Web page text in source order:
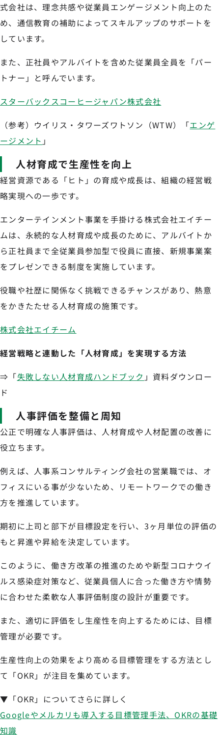
式会社は、理念共感や従業員エンゲージメント向上のた
め、通信教育の補助によってスキルアップのサポートを
しています。
また、正社員やアルバイトを含めた従業員全員を「パー
トナー」と呼んでいます。
スターバックスコーヒージャパン株式会社
（参考）ウイリス・タワーズワトソン（WTW）「エンゲ
ージメント 」
人材育成で生産性を向上
経営資源である「ヒト」の育成や成長は、組織の経営戦
略実現への一歩です。
エンターテインメント事業を手掛ける株式会社エイチー
ムは、永続的な人材育成や成長のために、アルバイトか
ら正社員まで全従業員参加型で役員に直接、新規事業案
をプレゼンできる制度を実施しています。
役職や社歴に関係なく挑戦できるチャンスがあり、熱意
をかきたたせる人材育成の施策です。
株式会社エイチーム
経営戦略と連動した「人材育成」を実現する方法
⇒「失敗しない人材育成ハンドブック 」資料ダウンロー
ド
人事評価を整備と周知
公正で明確な人事評価は、人材育成や人材配置の改善に
役立ちます。
例えば、人事系コンサルティング会社の営業職では、オ
フィスにいる事が少ないため、リモートワークでの働き
方を推進しています。
期初に上司と部下が目標設定を行い、3ヶ月単位の評価の
もと昇進や昇給を決定しています。
このように、働き方改革の推進のためや新型コロナウイ
ルス感染症対策など、従業員個人に合った働き方や情勢
に合わせた柔軟な人事評価制度の設計が重要です。
また、適切に評価をし生産性を向上するためには、目標
管理が必要です。
生産性向上の効果をより高める目標管理をする方法とし
て「OKR」が注目を集めています。
▼「OKR」についてさらに詳しく
Googleやメルカリも導入する目標管理手法、OKRの基礎
知識